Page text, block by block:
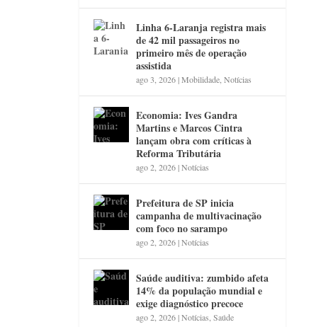
Linha 6-Laranja registra mais
de 42 mil passageiros no
primeiro mês de operação
assistida
ago 3, 2026|Mobilidade ,Notícias
Economia: Ives Gandra
Martins e Marcos Cintra
lançam obra com críticas à
Reforma Tributária
ago 2, 2026|Notícias
Prefeitura de SP inicia
campanha de multivacinação
com foco no sarampo
ago 2, 2026|Notícias
Saúde auditiva: zumbido afeta
14% da população mundial e
exige diagnóstico precoce
ago 2, 2026|Notícias ,Saúde